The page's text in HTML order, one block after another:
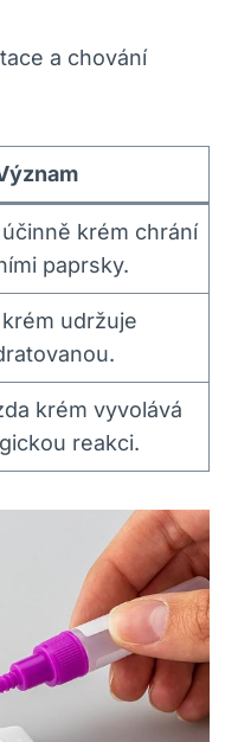
a chování
krém chrání
paprsky.
udržuje
krém vyvolává
reakci.